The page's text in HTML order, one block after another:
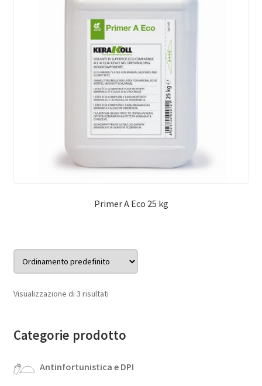
Primer A Eco 25 kg
Visualizzazione di 3 risultati
Categorie prodotto
Antinfortunistica e DPI